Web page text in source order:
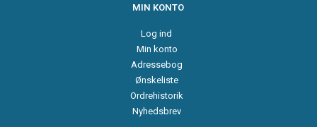
MIN KONTO
Log ind
Min konto
Adressebog
Ønskeliste
Ordrehistorik
Nyhedsbrev